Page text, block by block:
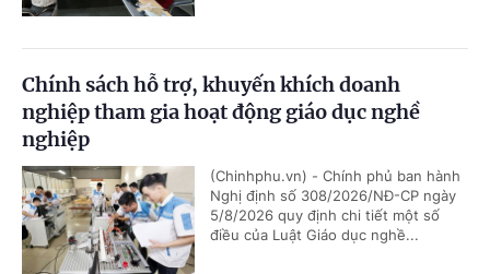
Chính sách hỗ trợ, khuyến khích doanh
nghiệp tham gia hoạt động giáo dục nghề
nghiệp
(Chinhphu.vn) - Chính phủ ban hành
Nghị định số 308/2026/NĐ-CP ngày
5/8/2026 quy định chi tiết một số
điều của Luật Giáo dục nghề...